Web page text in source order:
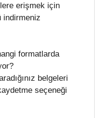
erişmek için
indirmeniz
formatlarda
belgeleri
seçeneği